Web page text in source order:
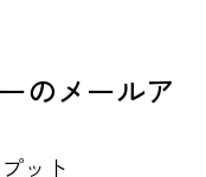
のメールア
ット